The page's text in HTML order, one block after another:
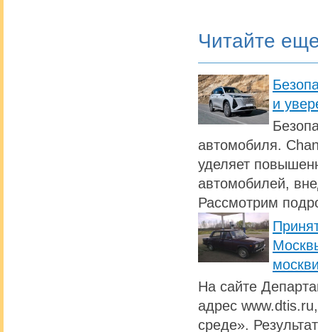
Читайте
и
автомобиля.
уделяет
автомобилей,
Рассмотрим
На сайте
адрес
среде».